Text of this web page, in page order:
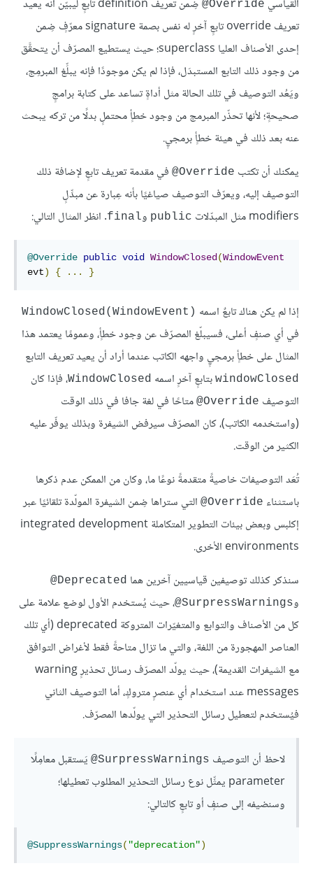
القياسي ‎@Override
ضِمن تعريف definition تابعٍ ليبيّن أنه يعيد
تعريف override تابعٍ آخرٍ له نفس بصمة signature معرّفٍ ضِمن
إحدى الأصناف العليا superclass؛ حيث يستطيع المصرّف أن يتحقَّق
من وجود ذلك التابع المستبدَل، فإذا لم يكن موجودًا فإنه يبلِّغ المبرمِج،
ويَعُد التوصيف في تلك الحالة مثل أداةٍ تساعد على كتابة برامجٍ
صحيحةٍ؛ لأنها تحذّر المبرمج من وجود خطأٍ محتملٍ بدلًا من تركه يبحث
عنه بعد ذلك في هيئة خطأٍ برمجيٍ.
يمكنك أن تكتب ‎@Override في مقدمة تعريف تابعٍ لإضافة ذلك
التوصيف إليه، ويعرّف التوصيف صياغيًا بأنه عِبارة عن مبدِّلٍ
modifiers مثل المبدّلات
public وfinal. انظر المثال التالي:
@Override public void WindowClosed(WindowEvent
evt) { ... }
إذا لم يكن هناك تابعٌ اسمه WindowClosed(WindowEvent)‎
في أي صنفٍ أعلى، فسيبلّغ المصرّف عن وجود خطأٍ، وعمومًا يعتمد هذا
المثال على خطأٍ برمجيٍ واجهه الكاتب عندما أراد أن يعيد تعريف التابع
windowClosed بتابعٍ آخرٍ اسمه WindowClosed، فإذا كان
التوصيف ‎@Override متاحًا في لغة جافا في ذلك الوقت
(واستخدمه الكاتب)، كان المصرّف سيرفض الشيفرة وبذلك يوفّر عليه
الكثير من الوقت.
تُعَد التوصيفات خاصيةً متقدمةً نوعًا ما، وكان من الممكن عدم ذكرها
باستثناء ‎@Override التي ستراها ضِمن الشيفرة المولّدة تلقائيًا عبر
إكلبس وبعض بيئات التطوير المتكاملة integrated development
environments الأخرى.
سنذكر كذلك توصيفين قياسيين آخرين هما ‎@Deprecated
و‎@SurpressWarnings، حيث يُستخدم الأول لوضع علامة على
كل من الأصناف والتوابع والمتغيّرات المتروكة deprecated (أي تلك
العناصر المهجورة من اللغة، والتي ما تزال متاحةً فقط لأغراض التوافق
مع الشيفرات القديمة)، حيث يولّد المصرّف رسائل تحذيرٍ warning
messages عند استخدام أي عنصرٍ متروكٍ، أما التوصيف الثاني
فيُستخدم لتعطيل رسائل التحذير التي يولّدها المصرّف.
لاحظ أن التوصيف ‎@SurpressWarnings يَستقبل معامِلًا
parameter يمثِّل نوع رسائل التحذير المطلوب تعطيلها؛
وسنضيفه إلى صنفٍ أو تابعٍ كالتالي:
@SuppressWarnings( "deprecation")